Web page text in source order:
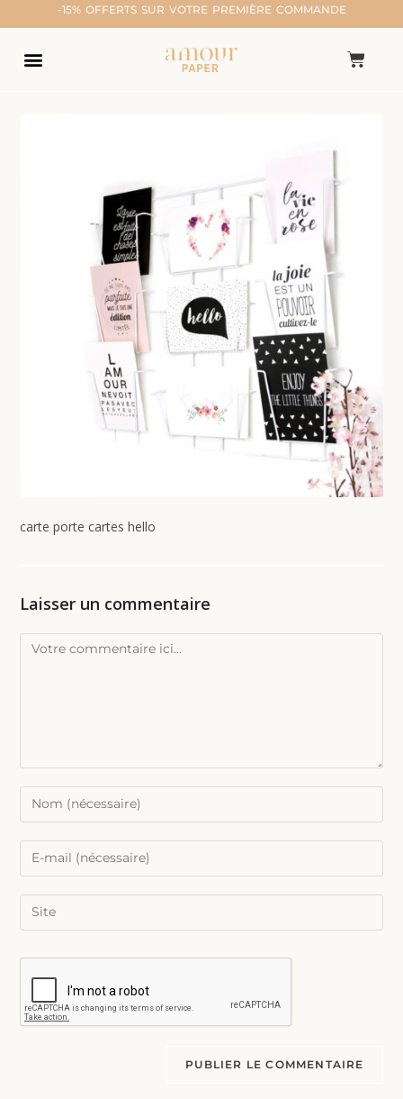
-15% OFFERTS SUR VOTRE PREMIÈRE COMMANDE
carte porte cartes hello
Laisser un commentaire